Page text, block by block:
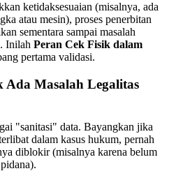
ketidaksesuaian (misalnya, ada
atau mesin), proses penerbitan
sementara sampai masalah
Inilah Peran Cek Fisik dalam
pertama validasi.
Masalah Legalitas
"sanitasi" data. Bayangkan jika
dalam kasus hukum, pernah
diblokir (misalnya karena belum